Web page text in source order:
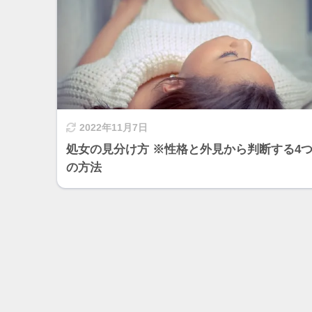
2022年11月7日
処女の見分け方 ※性格と外見から判断する4つ
の方法